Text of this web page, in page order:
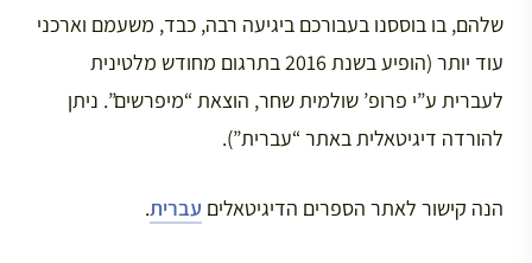
שלהם, בו בוססנו בעבורכם ביגיעה רבה, כבד, משעמם וארכני
עוד יותר (הופיע בשנת 2016 בתרגום מחודש מלטינית
לעברית ע”י פרופ’ שולמית שחר, הוצאת “מיפרשים”. ניתן
להורדה דיגיטאלית באתר “עברית”).
הנה קישור לאתר הספרים הדיגיטאלים עברית.